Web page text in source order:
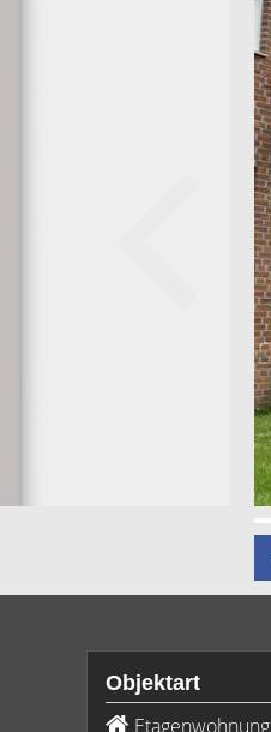
Objektart
Etagenwohnung